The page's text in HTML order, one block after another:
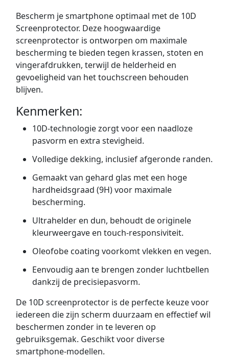
Bescherm je smartphone optimaal met de 10D
Screenprotector. Deze hoogwaardige
screenprotector is ontworpen om maximale
bescherming te bieden tegen krassen, stoten en
vingerafdrukken, terwijl de helderheid en
gevoeligheid van het touchscreen behouden
blijven.
Kenmerken:
10D-technologie zorgt voor een naadloze
pasvorm en extra stevigheid.
Volledige dekking, inclusief afgeronde randen.
Gemaakt van gehard glas met een hoge
hardheidsgraad (9H) voor maximale
bescherming.
Ultrahelder en dun, behoudt de originele
kleurweergave en touch-responsiviteit.
Oleofobe coating voorkomt vlekken en vegen.
Eenvoudig aan te brengen zonder luchtbellen
dankzij de precisiepasvorm.
De 10D screenprotector is de perfecte keuze voor
iedereen die zijn scherm duurzaam en effectief wil
beschermen zonder in te leveren op
gebruiksgemak. Geschikt voor diverse
smartphone-modellen.